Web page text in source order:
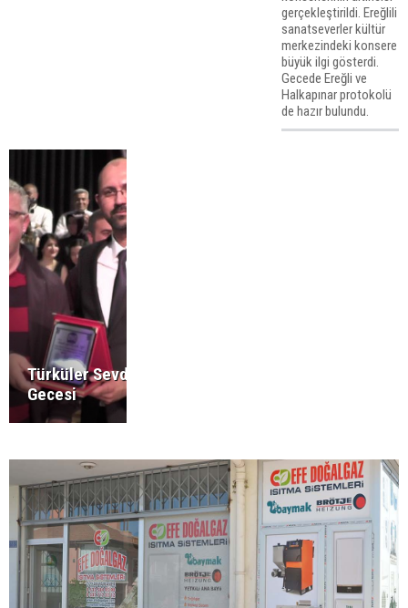
gerçekleştirildi. Ereğlili
sanatseverler kültür
merkezindeki konsere
büyük ilgi gösterdi.
Gecede Ereğli ve
Halkapınar protokolü
de hazır bulundu.
Türküler Sevdamız
Gecesi